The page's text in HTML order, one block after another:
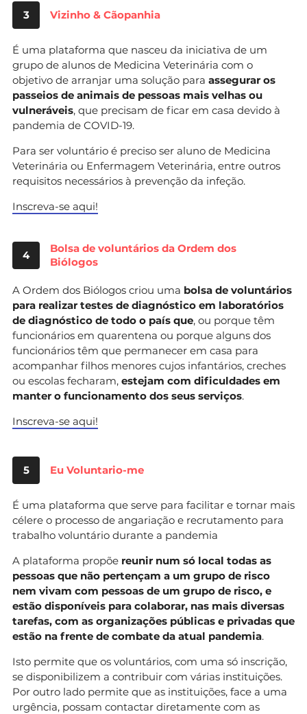
3 Vizinho & Cãopanhia
É uma plataforma que nasceu da iniciativa de um
grupo de alunos de Medicina Veterinária com o
objetivo de arranjar uma solução para assegurar os
passeios de animais de pessoas mais velhas ou
vulneráveis, que precisam de ficar em casa devido à
pandemia de COVID-19.
Para ser voluntário é preciso ser aluno de Medicina
Veterinária ou Enfermagem Veterinária, entre outros
requisitos necessários à prevenção da infeção.
Inscreva-se aqui!
4
Bolsa de voluntários da Ordem dos
Biólogos
A Ordem dos Biólogos criou uma bolsa de voluntários
para realizar testes de diagnóstico em laboratórios
de diagnóstico de todo o país que, ou porque têm
funcionários em quarentena ou porque alguns dos
funcionários têm que permanecer em casa para
acompanhar filhos menores cujos infantários, creches
ou escolas fecharam, estejam com dificuldades em
manter o funcionamento dos seus serviços.
Inscreva-se aqui!
5 Eu Voluntario-me
É uma plataforma que serve para facilitar e tornar mais
célere o processo de angariação e recrutamento para
trabalho voluntário durante a pandemia
A plataforma propõe reunir num só local todas as
pessoas que não pertençam a um grupo de risco
nem vivam com pessoas de um grupo de risco, e
estão disponíveis para colaborar, nas mais diversas
tarefas, com as organizações públicas e privadas que
estão na frente de combate da atual pandemia.
Isto permite que os voluntários, com uma só inscrição,
se disponibilizem a contribuir com várias instituições.
Por outro lado permite que as instituições, face a uma
urgência, possam contactar diretamente com as